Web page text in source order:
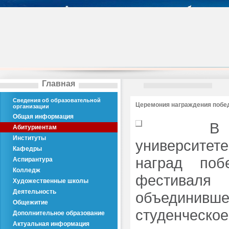
Главная
Сведения об образовательной
организации
Общая информация
Абитуриентам
Институты
Кафедры
Аспирантура
Колледж
Художественные школы
Деятельность
Общежитие
Дополнительное образование
Актуальная информация
Церемония награждения
В
наград